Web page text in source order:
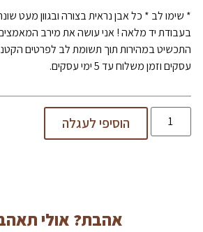
* שימו לב * כל אבן נראית בצורה ובגוון מעט
בעבודת יד מלאה ! אני עושה את מירב
עסקים וזמן משלוח עד 5 ימי עסקים.
הוסיפי לעגלה
אהבת? אולי